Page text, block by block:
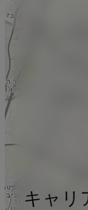
キャリ